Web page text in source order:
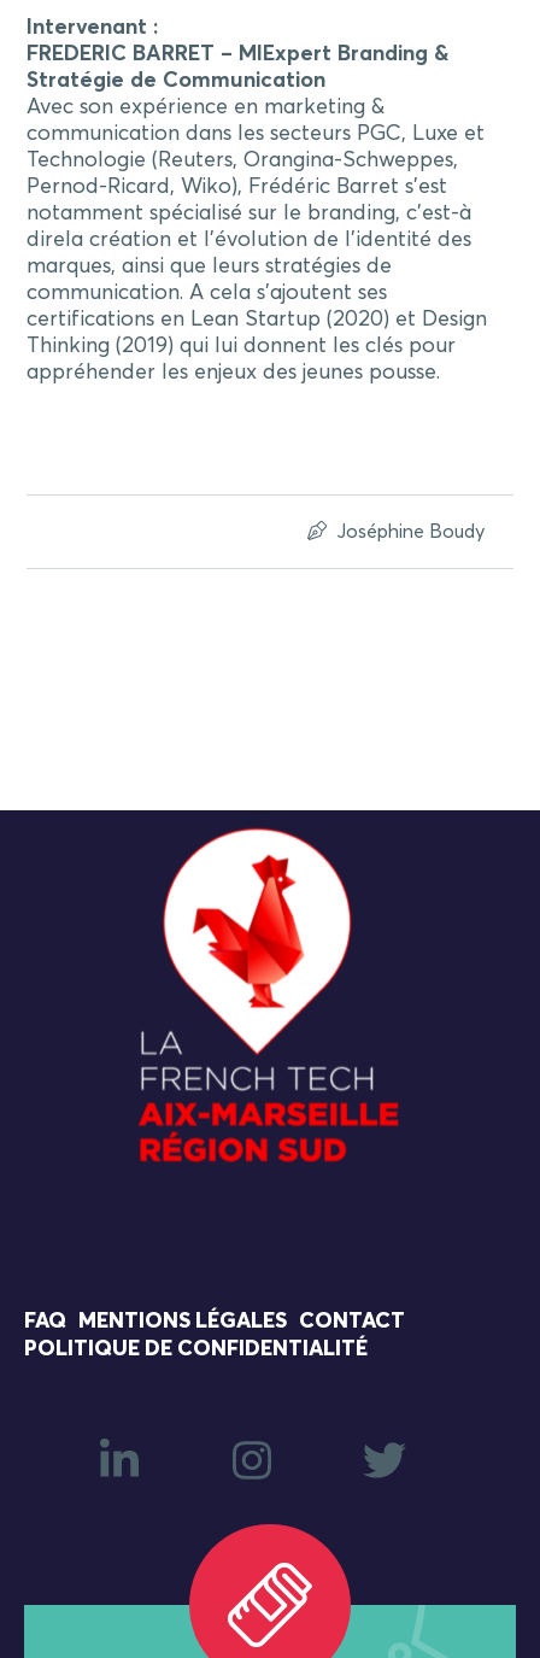
Intervenant :
FREDERIC BARRET – MIExpert Branding &
Stratégie de Communication
Avec son expérience en marketing &
communication dans les secteurs PGC, Luxe et
Technologie (Reuters, Orangina-Schweppes,
Pernod-Ricard, Wiko), Frédéric Barret s’est
notamment spécialisé sur le branding, c’est-à
direla création et l’évolution de l’identité des
marques, ainsi que leurs stratégies de
communication. A cela s’ajoutent ses
certifications en Lean Startup (2020) et Design
Thinking (2019) qui lui donnent les clés pour
appréhender les enjeux des jeunes pousse.
Joséphine Boudy
FAQ MENTIONS LÉGALES
CONTACT
POLITIQUE DE CONFIDENTIALITÉ